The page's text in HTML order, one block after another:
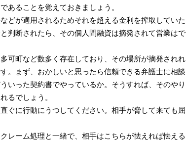
あることを覚えておきましょう。
どが適用されるためそれを超える金利を搾取していた
判断されたら、その個人間融資は摘発されて営業はで
可町など数多く存在しており、その場所が摘発されれ
。まず、おかしいと思ったら信頼できる弁護士に相談
いった契約書でやっているか。そうすれば、そのやり
るでしょう。
ぐに行動にうつしてください。相手が脅して来ても屈
レーム処理と一緒で、相手はこちらが怯えれば怯える